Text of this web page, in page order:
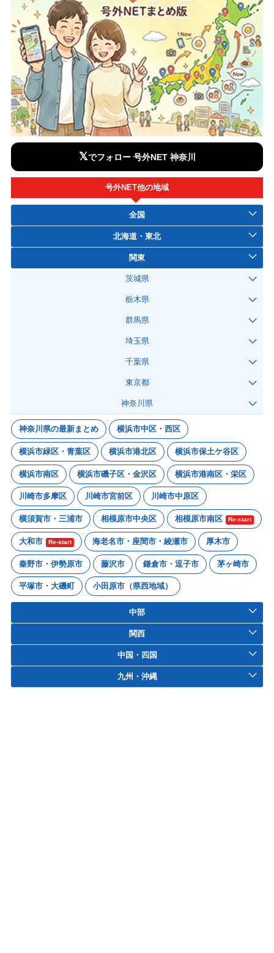
𝕏でフォロー 号外NET 神奈川
号外NET他の地域
全国
北海道・東北
関東
茨城県
栃木県
群馬県
埼玉県
千葉県
東京都
神奈川県
神奈川県の最新まとめ 横浜市中区・西区
横浜市緑区・青葉区 横浜市港北区 横浜市保土ケ谷区
横浜市南区 横浜市磯子区・金沢区 横浜市港南区・栄区
川崎市多摩区 川崎市宮前区 川崎市中原区
横須賀市・三浦市 相模原市中央区 相模原市南区 Re-start
大和市 Re-start 海老名市・座間市・綾瀬市 厚木市
秦野市・伊勢原市 藤沢市 鎌倉市・逗子市 茅ヶ崎市
平塚市・大磯町 小田原市（県西地域）
中部
関西
中国・四国
九州・沖縄